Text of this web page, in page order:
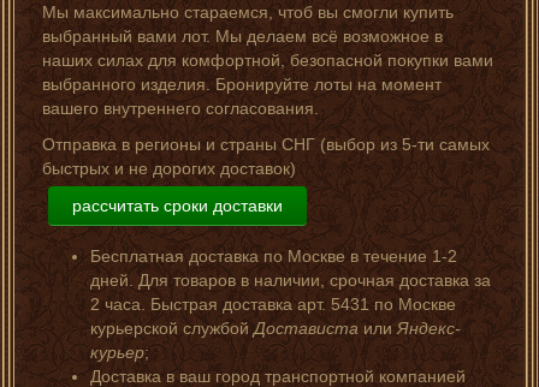
Мы максимально стараемся, чтоб вы смогли купить
выбранный вами лот. Мы делаем всё возможное в
наших силах для комфортной, безопасной покупки вами
выбранного изделия. Бронируйте лоты на момент
вашего внутреннего согласования.
Отправка в регионы и страны СНГ (выбор из 5-ти самых
быстрых и не дорогих доставок)
рассчитать сроки доставки
Бесплатная доставка по Москве в течение 1-2
дней. Для товаров в наличии, срочная доставка за
2 часа. Быстрая доставка арт. 5431 по Москве
курьерской службойДостависта илиЯндекс-
курьер;
Доставка в ваш город транспортной компанией